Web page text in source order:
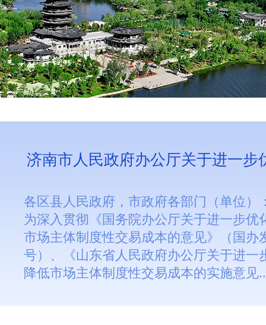
济南市人民政府办公厅关于进一步
各区县人民政府，市政府各部门（单位）
为深入贯彻《国务院办公厅关于进一步优
市场主体制度性交易成本的意见》（国办
号）、《山东省人民政府办公厅关于进一
降低市场主体制度性交易成本的实施意见